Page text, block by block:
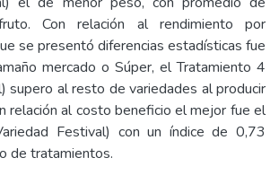
Con relación al rendimiento por
se presentó diferencias estadísticas fue
mercado o Súper, el Tratamiento 4
supero al resto de variedades al producir
relación al costo beneficio el mejor fue el
Festival) con un índice de 0,73
de tratamientos.